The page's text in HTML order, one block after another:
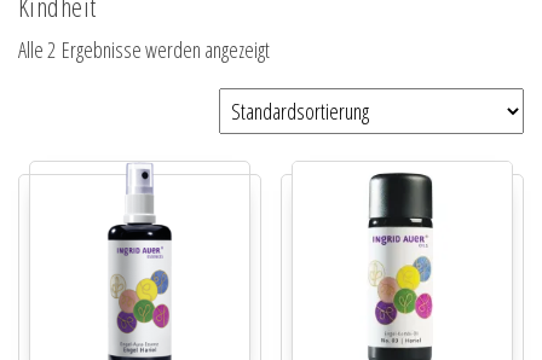
Alle 2 Ergebnisse werden angezeigt